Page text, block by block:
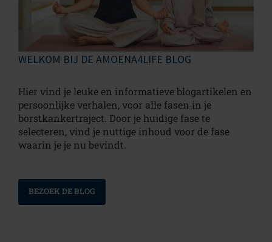
WELKOM BIJ DE AMOENA4LIFE BLOG
Hier vind je leuke en informatieve blogartikelen en
persoonlijke verhalen, voor alle fasen in je
borstkankertraject. Door je huidige fase te
selecteren, vind je nuttige inhoud voor de fase
waarin je je nu bevindt.
BEZOEK DE BLOG